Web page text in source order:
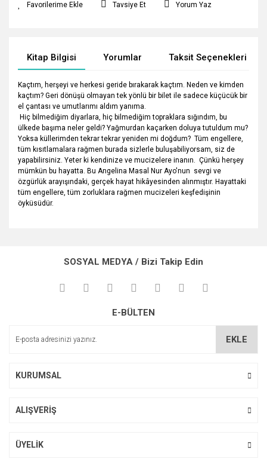
Tavsiye Et Yorum Yaz
Kitap Bilgisi Yorumlar Taksit Seçenekleri
Kaçtım, herşeyi ve herkesi geride bırakarak kaçtım. Neden ve kimden
kaçtım? Geri dönüşü olmayan tek yönlü bir bilet ile sadece küçücük bir
el çantası ve umutlarımı aldım yanıma.
Hiç bilmediğim diyarlara, hiç bilmediğim topraklara sığındım, bu
ülkede başıma neler geldi? Yağmurdan kaçarken doluya tutuldum mu?
Yoksa küllerimden tekrar tekrar yeniden mi doğdum? Tüm engellere,
tüm kısıtlamalara rağmen burada sizlerle buluşabiliyorsam, siz de
yapabilirsiniz. Yeter ki kendinize ve mucizelere inanın. Çünkü herşey
mümkün bu hayatta. Bu Angelina Masal Nur Ayo'nun sevgi ve
özgürlük arayışındaki, gerçek hayat hikâyesinden alınmıştır. Hayattaki
tüm engellere, tüm zorluklara rağmen mucizeleri keşfedişinin
öyküsüdür.
kullanarak tarafımıza iletebilirsiniz.
Görüş ve önerileriniz için teşekkür ederiz.
Ürün açıklamasında eksik bilgiler bulunuyor.
SOSYAL MEDYA / Bizi Takip Edin
E-BÜLTEN
EKLE
KURUMSAL
ALIŞVERİŞ
ÜYELİK